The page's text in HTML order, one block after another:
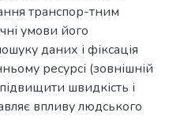
транспор-тним
умови його
даних і фіксація
ресурсі (зовнішній
швидкість і
впливу людського